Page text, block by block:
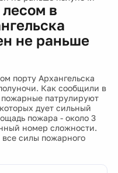
в
не раньше
порту Архангельска
Как сообщили в
патрулируют
дует сильный
пожара - около 3
номер сложности.
силы пожарного